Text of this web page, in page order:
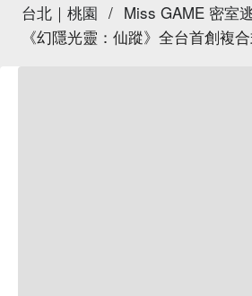
台北｜桃園 / Miss GAME 密室
《幻隱光靈：仙蹤》全台首創複